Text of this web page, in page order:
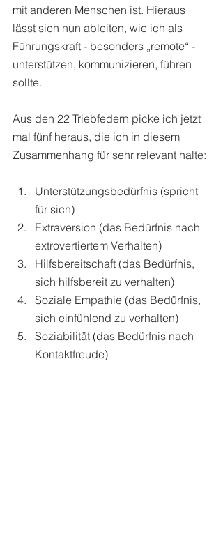
mit anderen Menschen ist. Hieraus
lässt sich nun ableiten, wie ich als
Führungskraft - besonders „remote“ -
unterstützen, kommunizieren, führen
sollte.
Aus den 22 Triebfedern picke ich jetzt
mal fünf heraus, die ich in diesem
Zusammenhang für sehr relevant halte:
Unterstützungsbedürfnis (spricht
für sich)
Extraversion (das Bedürfnis nach
extrovertiertem Verhalten)
Hilfsbereitschaft (das Bedürfnis,
sich hilfsbereit zu verhalten)
Soziale Empathie (das Bedürfnis,
sich einfühlend zu verhalten)
Soziabilität (das Bedürfnis nach
Kontaktfreude)